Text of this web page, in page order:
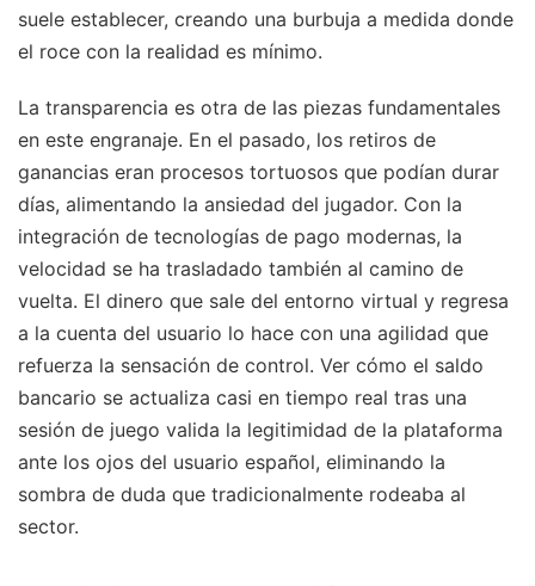
suele establecer, creando una burbuja a medida donde
el roce con la realidad es mínimo.
La transparencia es otra de las piezas fundamentales
en este engranaje. En el pasado, los retiros de
ganancias eran procesos tortuosos que podían durar
días, alimentando la ansiedad del jugador. Con la
integración de tecnologías de pago modernas, la
velocidad se ha trasladado también al camino de
vuelta. El dinero que sale del entorno virtual y regresa
a la cuenta del usuario lo hace con una agilidad que
refuerza la sensación de control. Ver cómo el saldo
bancario se actualiza casi en tiempo real tras una
sesión de juego valida la legitimidad de la plataforma
ante los ojos del usuario español, eliminando la
sombra de duda que tradicionalmente rodeaba al
sector.